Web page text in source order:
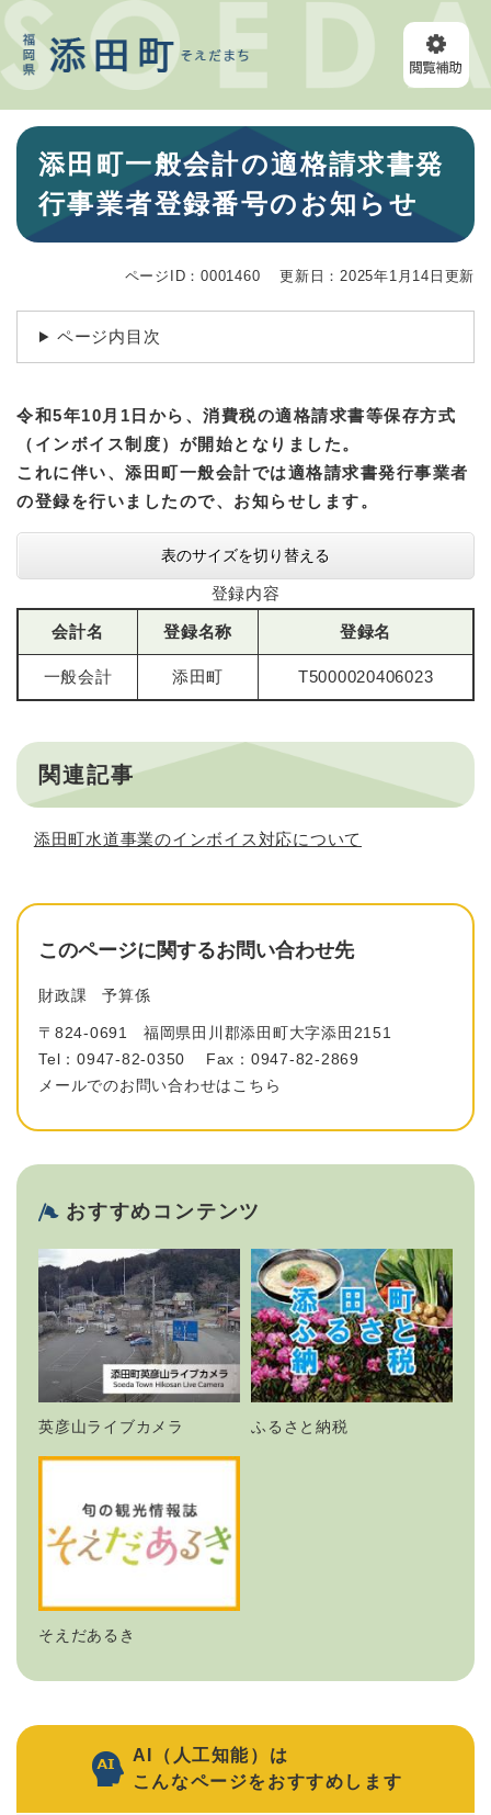
ペ
ー
の
メニューを飛ばして本文へ
本
添田町一般会計の適格請求書発
行事業者登録番号のお知らせ
ページID：0001460 更新日：2025年1月14日更新
ページ内目次
令和5年10月1日から、消費税の適格請求書等保存方式
（インボイス制度）が開始となりました。
これに伴い、添田町一般会計では適格請求書発行事業者
の登録を行いましたので、お知らせします。
表のサイズを切り替える
登録内容
会計名 登録名称 登録名
一般会計 添田町 T5000020406023
関連記事
添田町水道事業のインボイス対応について
このページに関するお問い合わせ先
財政課 予算係
〒824-0691
福岡県田川郡添田町大字添田2151
Tel：0947-82-0350
Fax：0947-82-2869
メールでのお問い合わせはこちら
おすすめコンテンツ
英彦山ライブカメラ ふるさと納税
そえだあるき
AI（人工知能）は
こんなページをおすすめします